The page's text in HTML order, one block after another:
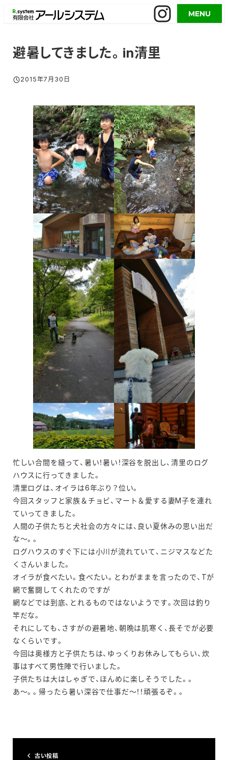
MENU
避暑してきました。in清里
投稿日
2015年7月30日
忙しい合間を縫って、暑い！暑い！深谷を脱出し、清里のログ
ハウスに行ってきました。
清里ログは、オイラは6年ぶり？位い。
今回スタッフと家族＆チョビ、マート＆愛する妻M子を連れ
ていってきました。
人間の子供たちと犬社会の方々には、良い夏休みの思い出だ
な～。。
ログハウスのすぐ下には小川が流れていて、ニジマスなどた
くさんいました。
オイラが食べたい。食べたい。とわがままを言ったので、Tが
網で奮闘してくれたのですが
網などでは到底、とれるものではないようです。次回は釣り
竿だな。
それにしても、さすがの避暑地、朝晩は肌寒く、長そでが必要
なくらいです。
今回は奥様方と子供たちは、ゆっくりお休みしてもらい、炊
事はすべて男性陣で行いました。
子供たちは大はしゃぎで、ほんめに楽しそうでした。。
あ～。。帰ったら暑い深谷で仕事だ～！！頑張るぞ。。
古い投稿